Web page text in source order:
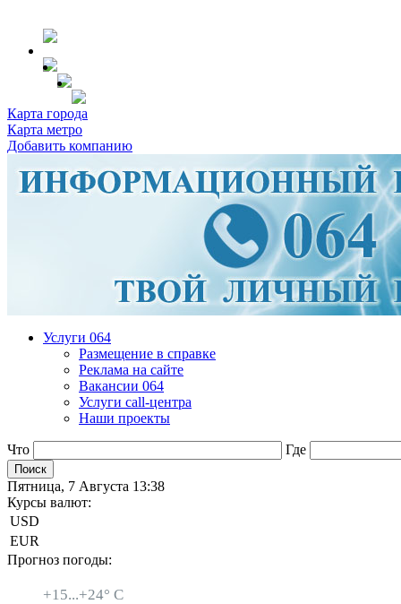
Карта города
Карта метро
Добавить компанию
Услуги 064
Размещение в справке
Реклама на сайте
Вакансии 064
Услуги call-центра
Наши проекты
Что Где
Пятница, 7 Августа 13:38
Курсы валют:
USD
EUR
Прогноз погоды:
+15...+24° C